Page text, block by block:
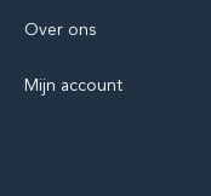
Over ons
Mijn account